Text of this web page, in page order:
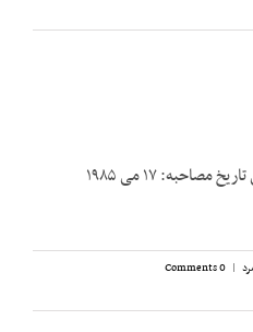
روایت‌کننده: آقای مصطفی لنکرانی تاریخ مصاحبه: ۱۷ می ۱۹۸۵
|
0 Comments